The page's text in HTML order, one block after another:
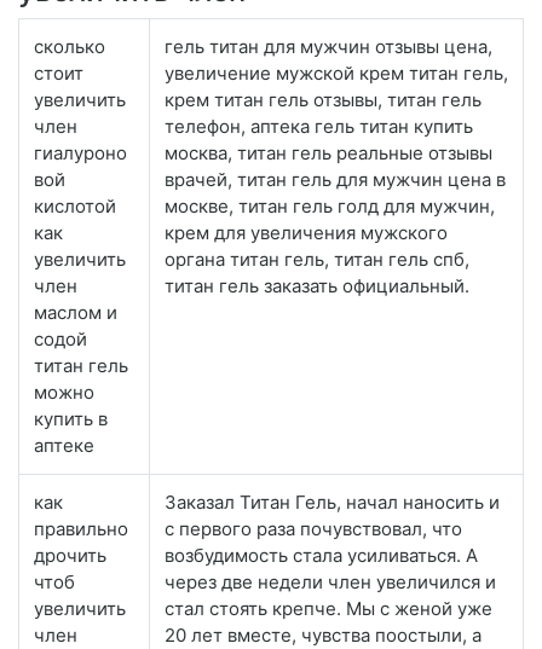
сколько
стоит
увеличить
член
гиалуроно
вой
кислотой
как
увеличить
член
маслом и
содой
титан гель
можно
купить в
аптеке
гель титан для мужчин отзывы цена,
увеличение мужской крем титан гель,
крем титан гель отзывы, титан гель
телефон, аптека гель титан купить
москва, титан гель реальные отзывы
врачей, титан гель для мужчин цена в
москве, титан гель голд для мужчин,
крем для увеличения мужского
органа титан гель, титан гель спб,
титан гель заказать официальный.
как
правильно
дрочить
чтоб
увеличить
член
Заказал Титан Гель, начал наносить и
с первого раза почувствовал, что
возбудимость стала усиливаться. А
через две недели член увеличился и
стал стоять крепче. Мы с женой уже
20 лет вместе, чувства поостыли, а